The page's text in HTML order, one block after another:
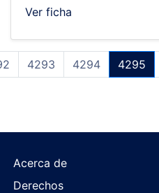
Ver ficha
4293 4294 4295
Acerca de
Derechos